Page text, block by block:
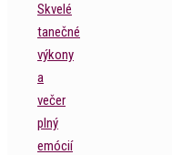
Skvelé
tanečné
výkony
a
večer
plný
emócií